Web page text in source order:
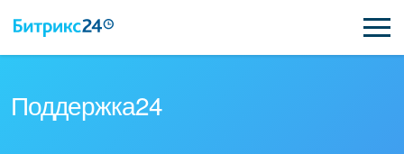
Поддержка24